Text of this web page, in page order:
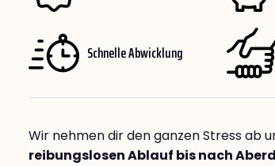
Schnelle Abwicklung
Wir nehmen dir den ganzen Stress ab
reibungslosen Ablauf bis nach